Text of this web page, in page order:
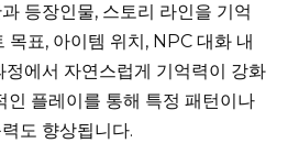
등장인물, 스토리 라인을 기억
목표, 아이템 위치, NPC 대화 내
정에서 자연스럽게 기억력이 강화
인 플레이를 통해 특정 패턴이나
도 향상됩니다.